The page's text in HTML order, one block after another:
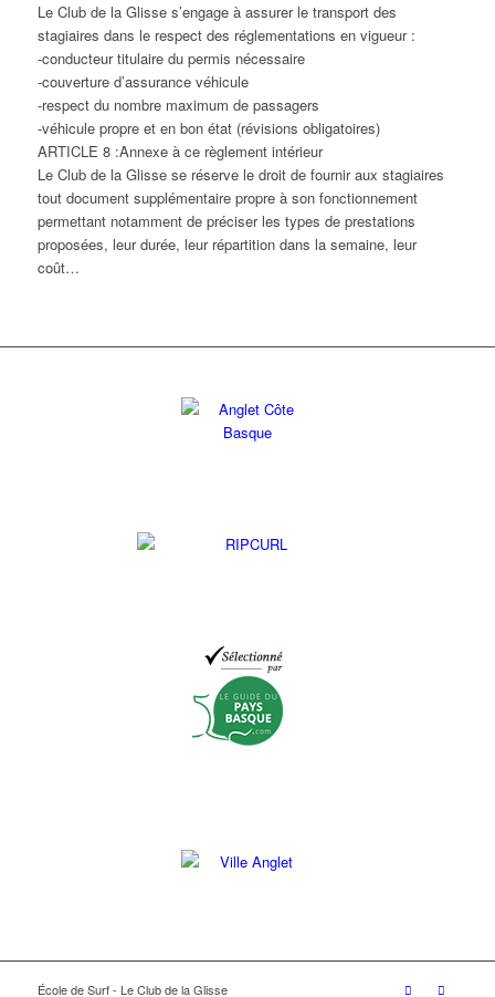
Le Club de la Glisse s’engage à assurer le transport des
stagiaires dans le respect des réglementations en vigueur :
-conducteur titulaire du permis nécessaire
-couverture d’assurance véhicule
-respect du nombre maximum de passagers
-véhicule propre et en bon état (révisions obligatoires)
ARTICLE 8 :Annexe à ce règlement intérieur
Le Club de la Glisse se réserve le droit de fournir aux stagiaires
tout document supplémentaire propre à son fonctionnement
permettant notamment de préciser les types de prestations
proposées, leur durée, leur répartition dans la semaine, leur
coût…
École de Surf - Le Club de la Glisse